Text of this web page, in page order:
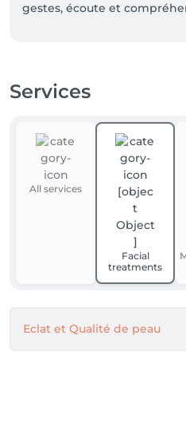
gestes, écoute et
Services
All services
Facial
treatments
Eclat et Qualité de peau